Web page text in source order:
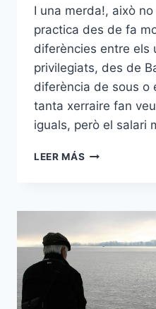
I una merda!, això
practica des de fa
diferències entre els
privilegiats, des de
diferència de sous o
tanta xerraire fan
iguals, però el salari
LEER MÁS CATALANS